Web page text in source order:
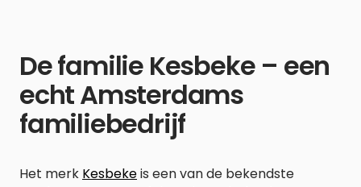
De familie Kesbeke – een
echt Amsterdams
familiebedrijf
Het merk Kesbekeis een van de bekendste